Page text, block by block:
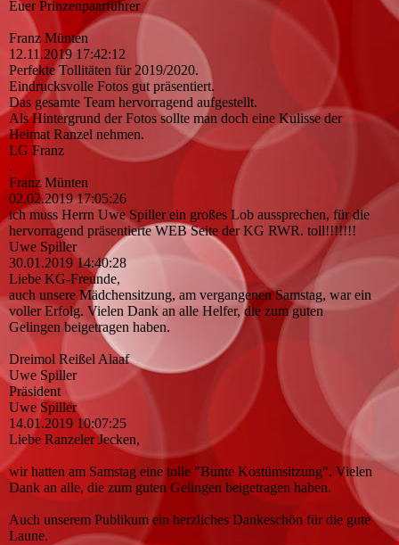
Euer Prinzenpaarführer
Franz Münten
12.11.2019 17:42:12
Perfekte Tollitäten für 2019/2020.
Eindrucksvolle Fotos gut präsentiert.
Das gesamte Team hervorragend aufgestellt.
Als Hintergrund der Fotos sollte man doch eine Kulisse der
Heimat Ranzel nehmen.
LG Franz
.
Franz Münten
02.02.2019 17:05:26
ich muss Herrn Uwe Spiller ein großes Lob aussprechen, für die
hervorragend präsentierte WEB Seite der KG RWR. toll!!!!!!!
Uwe Spiller
30.01.2019 14:40:28
Liebe KG-Freunde,
auch unsere Mädchensitzung, am vergangenen Samstag, war ein
voller Erfolg. Vielen Dank an alle Helfer, die zum guten
Gelingen beigetragen haben.
Dreimol Reißel Alaaf
Uwe Spiller
Präsident
Uwe Spiller
14.01.2019 10:07:25
Liebe Ranzeler Jecken,
wir hatten am Samstag eine tolle "Bunte Kostümsitzung". Vielen
Dank an alle, die zum guten Gelingen beigetragen haben.
Auch unserem Publikum ein herzliches Dankeschön für die gute
Laune.